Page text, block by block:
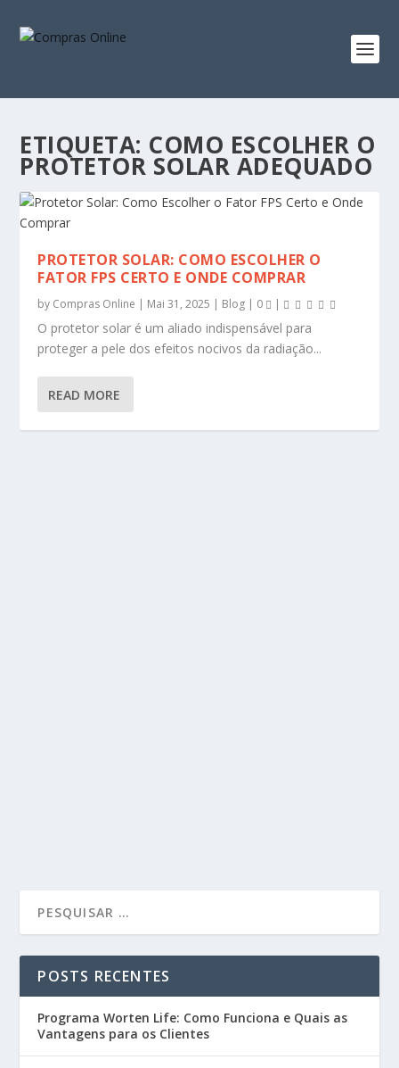
ETIQUETA: COMO ESCOLHER O
PROTETOR SOLAR ADEQUADO
PROTETOR SOLAR: COMO ESCOLHER O
FATOR FPS CERTO E ONDE COMPRAR
by Compras Online | Mai 31, 2025 | Blog | 0 |
O protetor solar é um aliado indispensável para
proteger a pele dos efeitos nocivos da radiação...
READ MORE
POSTS RECENTES
Programa Worten Life: Como Funciona e Quais as
Vantagens para os Clientes